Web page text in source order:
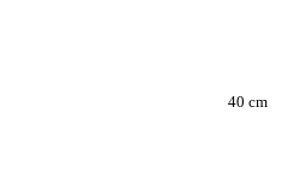
40 cm